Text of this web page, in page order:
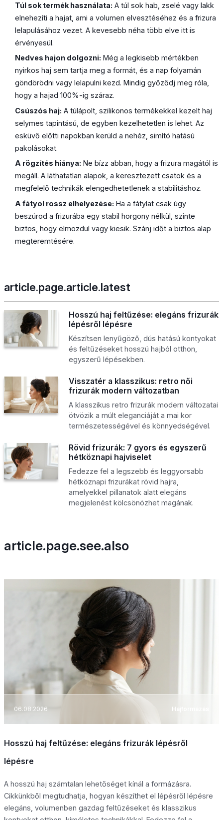
Túl sok termék használata: A túl sok hab, zselé vagy lakk
elnehezíti a hajat, ami a volumen elvesztéséhez és a frizura
lelapulásához vezet. A kevesebb néha több elve itt is
érvényesül.
Nedves hajon dolgozni: Még a legkisebb mértékben
nyirkos haj sem tartja meg a formát, és a nap folyamán
göndörödni vagy lelapulni kezd. Mindig győződj meg róla,
hogy a hajad 100%-ig száraz.
Csúszós haj: A túlápolt, szilikonos termékekkel kezelt haj
selymes tapintású, de egyben kezelhetetlen is lehet. Az
esküvő előtti napokban kerüld a nehéz, simító hatású
pakolásokat.
A rögzítés hiánya: Ne bízz abban, hogy a frizura magától is
megáll. A láthatatlan alapok, a keresztezett csatok és a
megfelelő technikák elengedhetetlenek a stabilitáshoz.
A fátyol rossz elhelyezése: Ha a fátylat csak úgy
beszúrod a frizurába egy stabil horgony nélkül, szinte
biztos, hogy elmozdul vagy kiesik. Szánj időt a biztos alap
megteremtésére.
article.page.article.latest
Hosszú haj feltűzése: elegáns frizurák
lépésről lépésre
Készítsen lenyűgöző, dús hatású kontyokat
és feltűzéseket hosszú hajból otthon,
egyszerű lépésekben.
Visszatér a klasszikus: retro női
frizurák modern változatban
A klasszikus retro frizurák modern változatai
ötvözik a múlt eleganciáját a mai kor
természetességével és könnyedségével.
Rövid frizurák: 7 gyors és egyszerű
hétköznapi hajviselet
Fedezze fel a legszebb és leggyorsabb
hétköznapi frizurákat rövid hajra,
amelyekkel pillanatok alatt elegáns
megjelenést kölcsönözhet magának.
article.page.see.also
06.08.2026 Hajformázás
Hosszú haj feltűzése: elegáns frizurák lépésről
lépésre
A hosszú haj számtalan lehetőséget kínál a formázásra.
Cikkünkből megtudhatja, hogyan készíthet el lépésről lépésre
elegáns, volumenben gazdag feltűzéseket és klasszikus